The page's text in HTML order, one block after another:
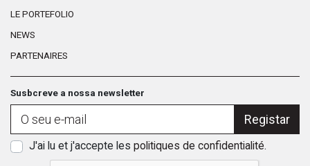
LE PORTEFOLIO
NEWS
PARTENAIRES
Susbcreve a nossa newsletter
Registar
J'ai lu et j'accepte les politiques de confidentialité.